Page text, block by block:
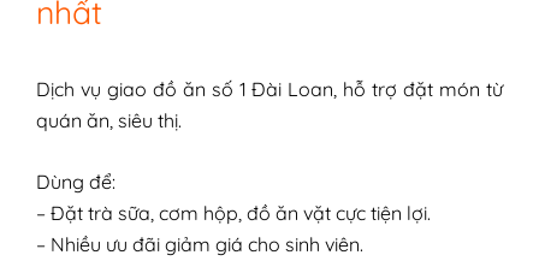
nhất
Dịch vụ giao đồ ăn số 1 Đài Loan, hỗ trợ đặt món từ
quán ăn, siêu thị.
Dùng để:
– Đặt trà sữa, cơm hộp, đồ ăn vặt cực tiện lợi.
– Nhiều ưu đãi giảm giá cho sinh viên.